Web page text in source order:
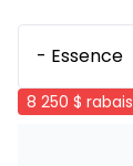
- Essence
8 250 $ rabais